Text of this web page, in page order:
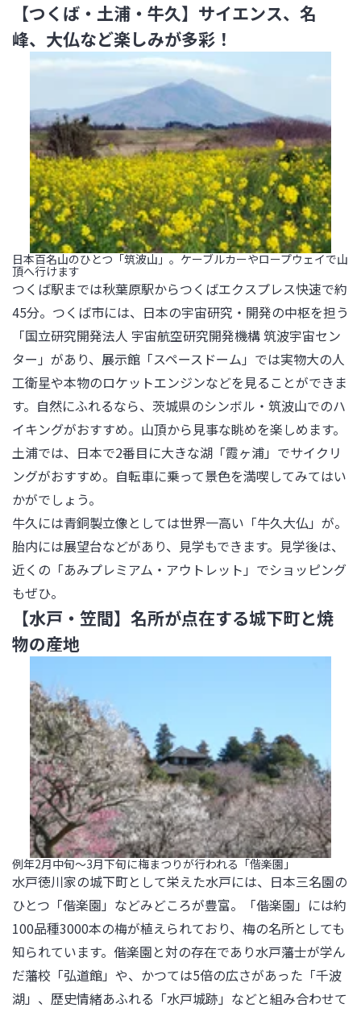
【つくば・土浦・牛久】サイエンス、名
峰、大仏など楽しみが多彩！
日本百名山のひとつ「筑波山」。ケーブルカーやロープウェイで山
頂へ行けます
つくば駅までは秋葉原駅からつくばエクスプレス快速で約
45分。つくば市には、日本の宇宙研究・開発の中枢を担う
「国立研究開発法人 宇宙航空研究開発機構 筑波宇宙セン
ター」があり、展示館「スペースドーム」では実物大の人
工衛星や本物のロケットエンジンなどを見ることができま
す。自然にふれるなら、茨城県のシンボル・筑波山でのハ
イキングがおすすめ。山頂から見事な眺めを楽しめます。
土浦では、日本で2番目に大きな湖「霞ヶ浦」でサイクリ
ングがおすすめ。自転車に乗って景色を満喫してみてはい
かがでしょう。
牛久には青銅製立像としては世界一高い「牛久大仏」が。
胎内には展望台などがあり、見学もできます。見学後は、
近くの「あみプレミアム・アウトレット」でショッピング
もぜひ。
【水戸・笠間】名所が点在する城下町と焼
物の産地
例年2月中旬～3月下旬に梅まつりが行われる「偕楽園」
水戸徳川家の城下町として栄えた水戸には、日本三名園の
ひとつ「偕楽園」などみどころが豊富。「偕楽園」には約
100品種3000本の梅が植えられており、梅の名所としても
知られています。偕楽園と対の存在であり水戸藩士が学ん
だ藩校「弘道館」や、かつては5倍の広さがあった「千波
湖」、歴史情緒あふれる「水戸城跡」などと組み合わせて